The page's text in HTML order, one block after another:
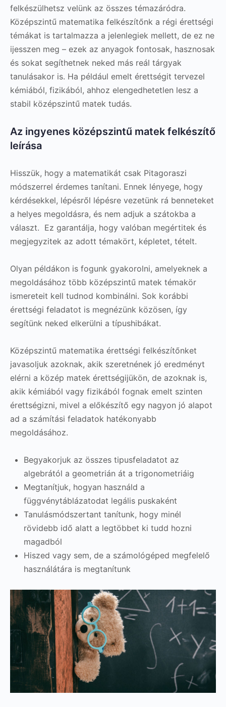
felkészülhetsz velünk az összes témazáródra.
Középszintű matematika felkészítőnk a régi érettségi
témákat is tartalmazza a jelenlegiek mellett, de ez ne
ijesszen meg – ezek az anyagok fontosak, hasznosak
és sokat segíthetnek neked más reál tárgyak
tanulásakor is. Ha például emelt érettségit tervezel
kémiából, fizikából, ahhoz elengedhetetlen lesz a
stabil középszintű matek tudás.
Az ingyenes középszintű matek felkészítő
leírása
Hisszük, hogy a matematikát csak Pitagoraszi
módszerrel érdemes tanítani. Ennek lényege, hogy
kérdésekkel, lépésről lépésre vezetünk rá benneteket
a helyes megoldásra, és nem adjuk a szátokba a
választ. Ez garantálja, hogy valóban megértitek és
megjegyzitek az adott témakört, képletet, tételt.
Olyan példákon is fogunk gyakorolni, amelyeknek a
megoldásához több középszintű matek témakör
ismereteit kell tudnod kombinálni. Sok korábbi
érettségi feladatot is megnézünk közösen, így
segítünk neked elkerülni a típushibákat.
Középszintű matematika érettségi felkészítőnket
javasoljuk azoknak, akik szeretnének jó eredményt
elérni a közép matek érettségijükön, de azoknak is,
akik kémiából vagy fizikából fognak emelt szinten
érettségizni, mivel a előkészítő egy nagyon jó alapot
ad a számítási feladatok hatékonyabb
megoldásához.
Begyakorjuk az összes tipusfeladatot az
algebrától a geometrián át a trigonometriáig
Megtanítjuk, hogyan használd a
függvénytáblázatodat legális puskaként
Tanulásmódszertant tanítunk, hogy minél
rövidebb idő alatt a legtöbbet ki tudd hozni
magadból
Hiszed vagy sem, de a számológéped megfelelő
használátára is megtanítunk